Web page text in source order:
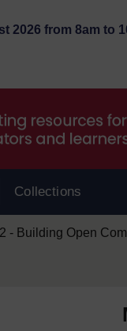
from 8am to
Collections
- Building Open